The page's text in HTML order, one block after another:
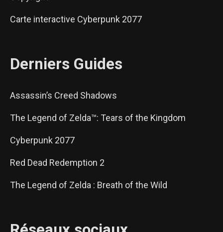
Carte interactive Cyberpunk 2077
Derniers Guides
Assassin’s Creed Shadows
The Legend of Zelda™: Tears of the Kingdom
Cyberpunk 2077
Red Dead Redemption 2
The Legend of Zelda : Breath of the Wild